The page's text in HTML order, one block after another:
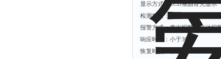
显示方式：LCD液晶背光显示
检测精度：≤±3%（F.S）
报警方式：声光报警、振动报
响应时间：小于30S
恢复时间：小于40S